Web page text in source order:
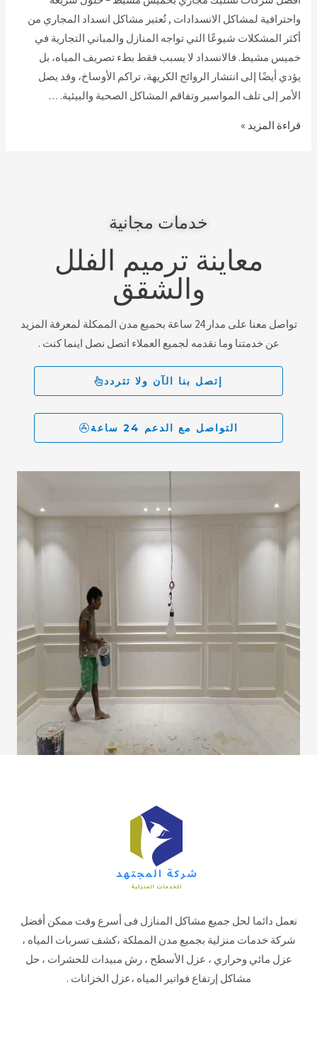
واحترافية لمشاكل الانسدادات , تُعتبر مشاكل انسداد المجاري من
أكثر المشكلات شيوعًا التي تواجه المنازل والمباني التجارية في
خميس مشيط. فالانسداد لا يسبب فقط بطء تصريف المياه، بل
يؤدي أيضًا إلى انتشار الروائح الكريهة، تراكم الأوساخ، وقد يصل
الأمر إلى تلف المواسير وتفاقم المشاكل الصحية والبيئية. …
قراءة المزيد »
خدمات مجانية
معاينة ترميم الفلل
والشقق
تواصل معنا على مدار 24 ساعة بحميع مدن الممكلة لمعرفة المزيد
عن خدمتنا وما نقدمه لجميع العملاء اتصل نصل اينما كنت .
إتصل بنا الآن ولا تتردد
التواصل مع الدعم 24 ساعة
نعمل دائما لحل جميع مشاكل المنازل فى أسرع وقت ممكن أفضل
شركة خدمات منزلية بجميع مدن المملكة ،كشف تسربات المياه ،
عزل مائي وحراري ، عزل الأسطح ، رش مبيدات للحشرات ، حل
مشاكل إرتفاع فواتير المياه ،عزل الخزانات .